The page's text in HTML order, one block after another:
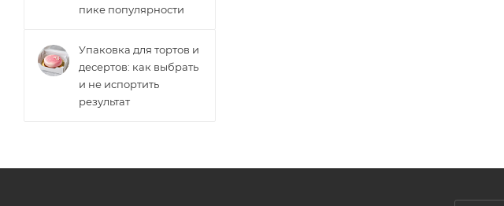
пике популярности
Упаковка для тортов и
десертов: как выбрать
и не испортить
результат